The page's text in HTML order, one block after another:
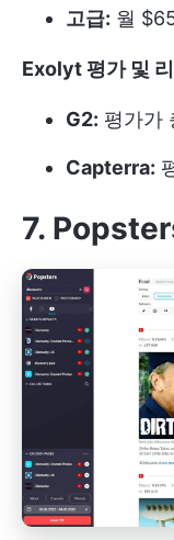
고급: 월
Exolyt 평가 및
G2: 평가가
Capterra:
7.